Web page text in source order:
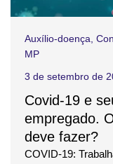
Auxílio-doença,
MP
3 de setembro de
Covid-19 e
empregado.
deve fazer?
COVID-19: